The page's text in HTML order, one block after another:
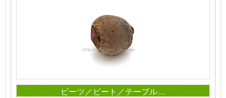
ビーツ／ビート／テーブル…